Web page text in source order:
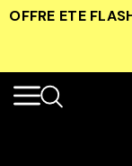
OFFRE ETE